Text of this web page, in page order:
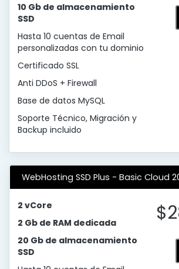
10 Gb de almacenamiento
SSD
Hasta 10 cuentas de Email
personalizadas con tu dominio
Certificado SSL
Anti DDoS + Firewall
Base de datos MySQL
Soporte Técnico, Migración y
Backup incluido
WebHosting SSD Plus - Basic Cloud
2 vCore
2 Gb de RAM dedicada
20 Gb de almacenamiento
SSD